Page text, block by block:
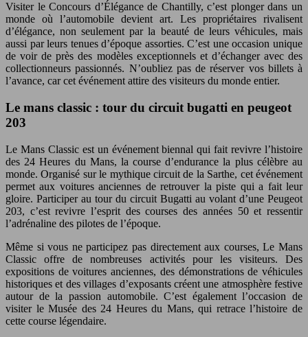
Visiter le Concours d’Élégance de Chantilly, c’est plonger dans un
monde où l’automobile devient art. Les propriétaires rivalisent
d’élégance, non seulement par la beauté de leurs véhicules, mais
aussi par leurs tenues d’époque assorties. C’est une occasion unique
de voir de près des modèles exceptionnels et d’échanger avec des
collectionneurs passionnés. N’oubliez pas de réserver vos billets à
l’avance, car cet événement attire des visiteurs du monde entier.
Le mans classic : tour du circuit bugatti en peugeot
203
Le Mans Classic est un événement biennal qui fait revivre l’histoire
des 24 Heures du Mans, la course d’endurance la plus célèbre au
monde. Organisé sur le mythique circuit de la Sarthe, cet événement
permet aux voitures anciennes de retrouver la piste qui a fait leur
gloire. Participer au tour du circuit Bugatti au volant d’une Peugeot
203, c’est revivre l’esprit des courses des années 50 et ressentir
l’adrénaline des pilotes de l’époque.
Même si vous ne participez pas directement aux courses, Le Mans
Classic offre de nombreuses activités pour les visiteurs. Des
expositions de voitures anciennes, des démonstrations de véhicules
historiques et des villages d’exposants créent une atmosphère festive
autour de la passion automobile. C’est également l’occasion de
visiter le Musée des 24 Heures du Mans, qui retrace l’histoire de
cette course légendaire.